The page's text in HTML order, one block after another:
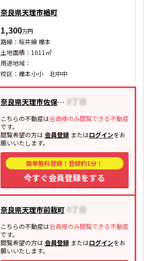
奈良県天理市楢町
1,300万円
路線：桜井線 櫟本
土地面積：1011㎡
用途地域：
校区：櫟本小小 北中中
奈良県天理市佐保庄町
こちらの不動産は会員様のみ閲覧できる不動産
です。
閲覧希望の方は会員登録またはログインをお
願いいたします。
簡単無料登録！登録約1分！
今すぐ会員登録をする
奈良県天理市前栽町
こちらの不動産は会員様のみ閲覧できる不動産
です。
閲覧希望の方は会員登録またはログインをお
願いいたします。